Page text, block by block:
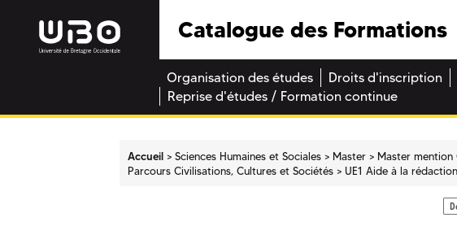
Catalogue des Formations
Organisation des études Droits d'inscription
Reprise d'études / Formation continue
Accueil Sciences Humaines et Sociales Master
Master mention
Parcours Civilisations, Cultures et Sociétés
UE1 Aide à la rédaction